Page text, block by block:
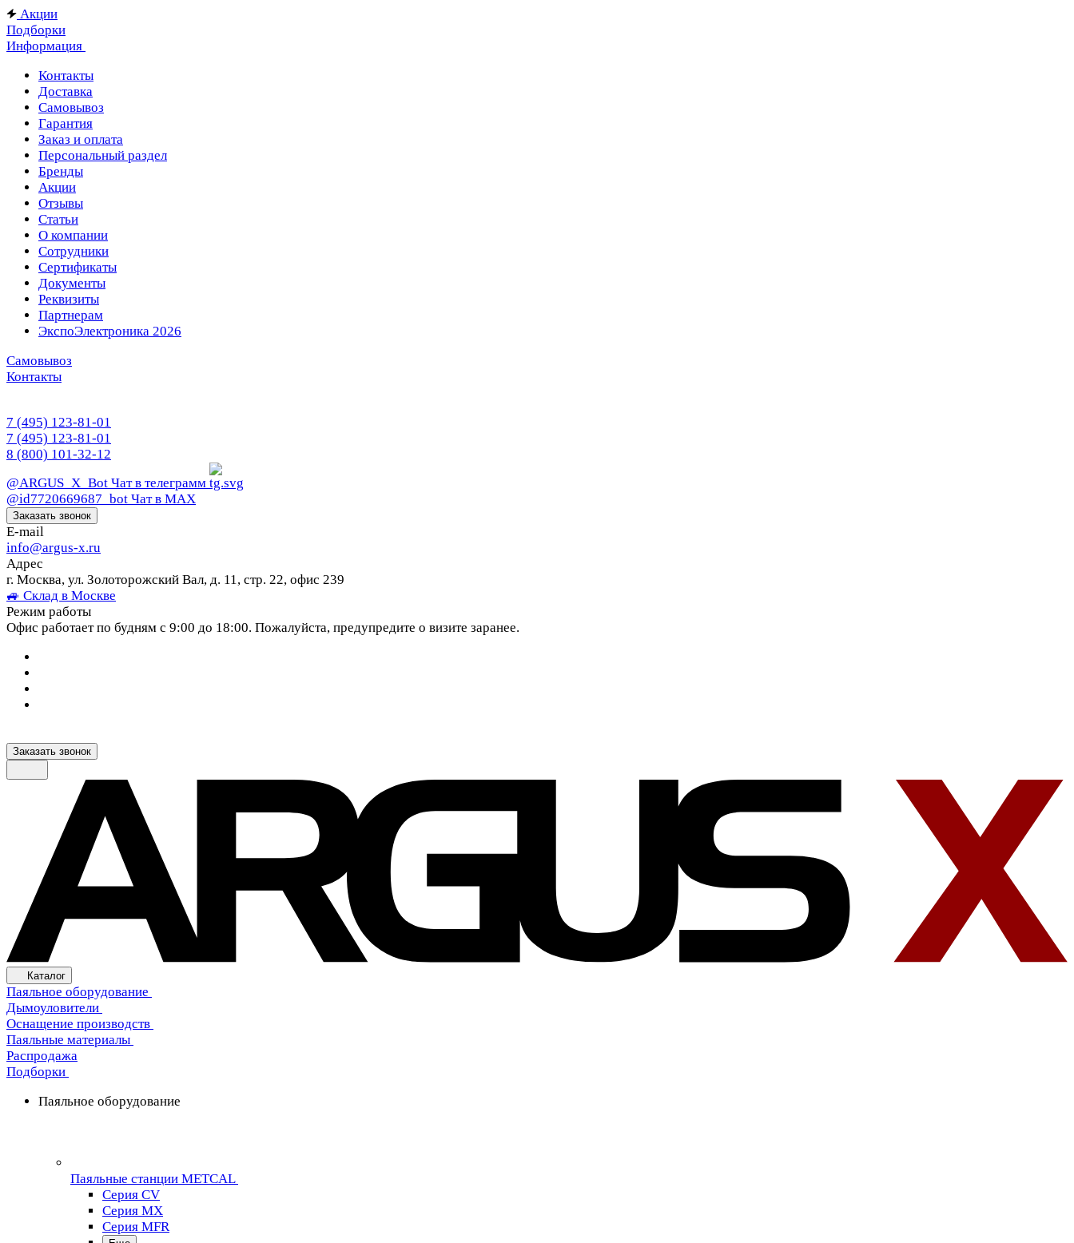
Акции
Подборки
Информация
Контакты
Доставка
Самовывоз
Гарантия
Заказ и оплата
Персональный раздел
Бренды
Акции
Отзывы
Статьи
О компании
Сотрудники
Сертификаты
Документы
Реквизиты
Партнерам
ЭкспоЭлектроника 2026
Самовывоз
Контакты
7 (495) 123-81-01
7 (495) 123-81-01
8 (800) 101-32-12
@ARGUS_X_Bot Чат в телеграмм
@id7720669687_bot Чат в МАХ
Заказать звонок
E-mail
info@argus-x.ru
Адрес
г. Москва, ул. Золоторожский Вал, д. 11, стр. 22, офис 239
🚙 Склад в Москве
Режим работы
Офис работает по будням с 9:00 до 18:00. Пожалуйста, предупредите о визите заранее.
Заказать звонок
Каталог
Паяльное оборудование
Дымоуловители
Оснащение производств
Паяльные материалы
Распродажа
Подборки
Паяльное оборудование
Паяльные станции METCAL
Серия CV
Серия MX
Серия MFR